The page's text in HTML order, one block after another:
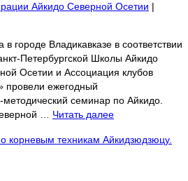
Айкидо Северной Осетии |
городе Владикавказе в соответствии
Петербургской Школы Айкидо
Осетии и Ассоциация клубов
провели ежегодный
семинар по Айкидо.
… Читать далее